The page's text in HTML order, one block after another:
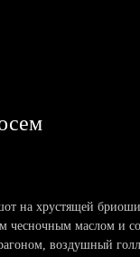
на хрустящей
чесночным маслом и
воздушный